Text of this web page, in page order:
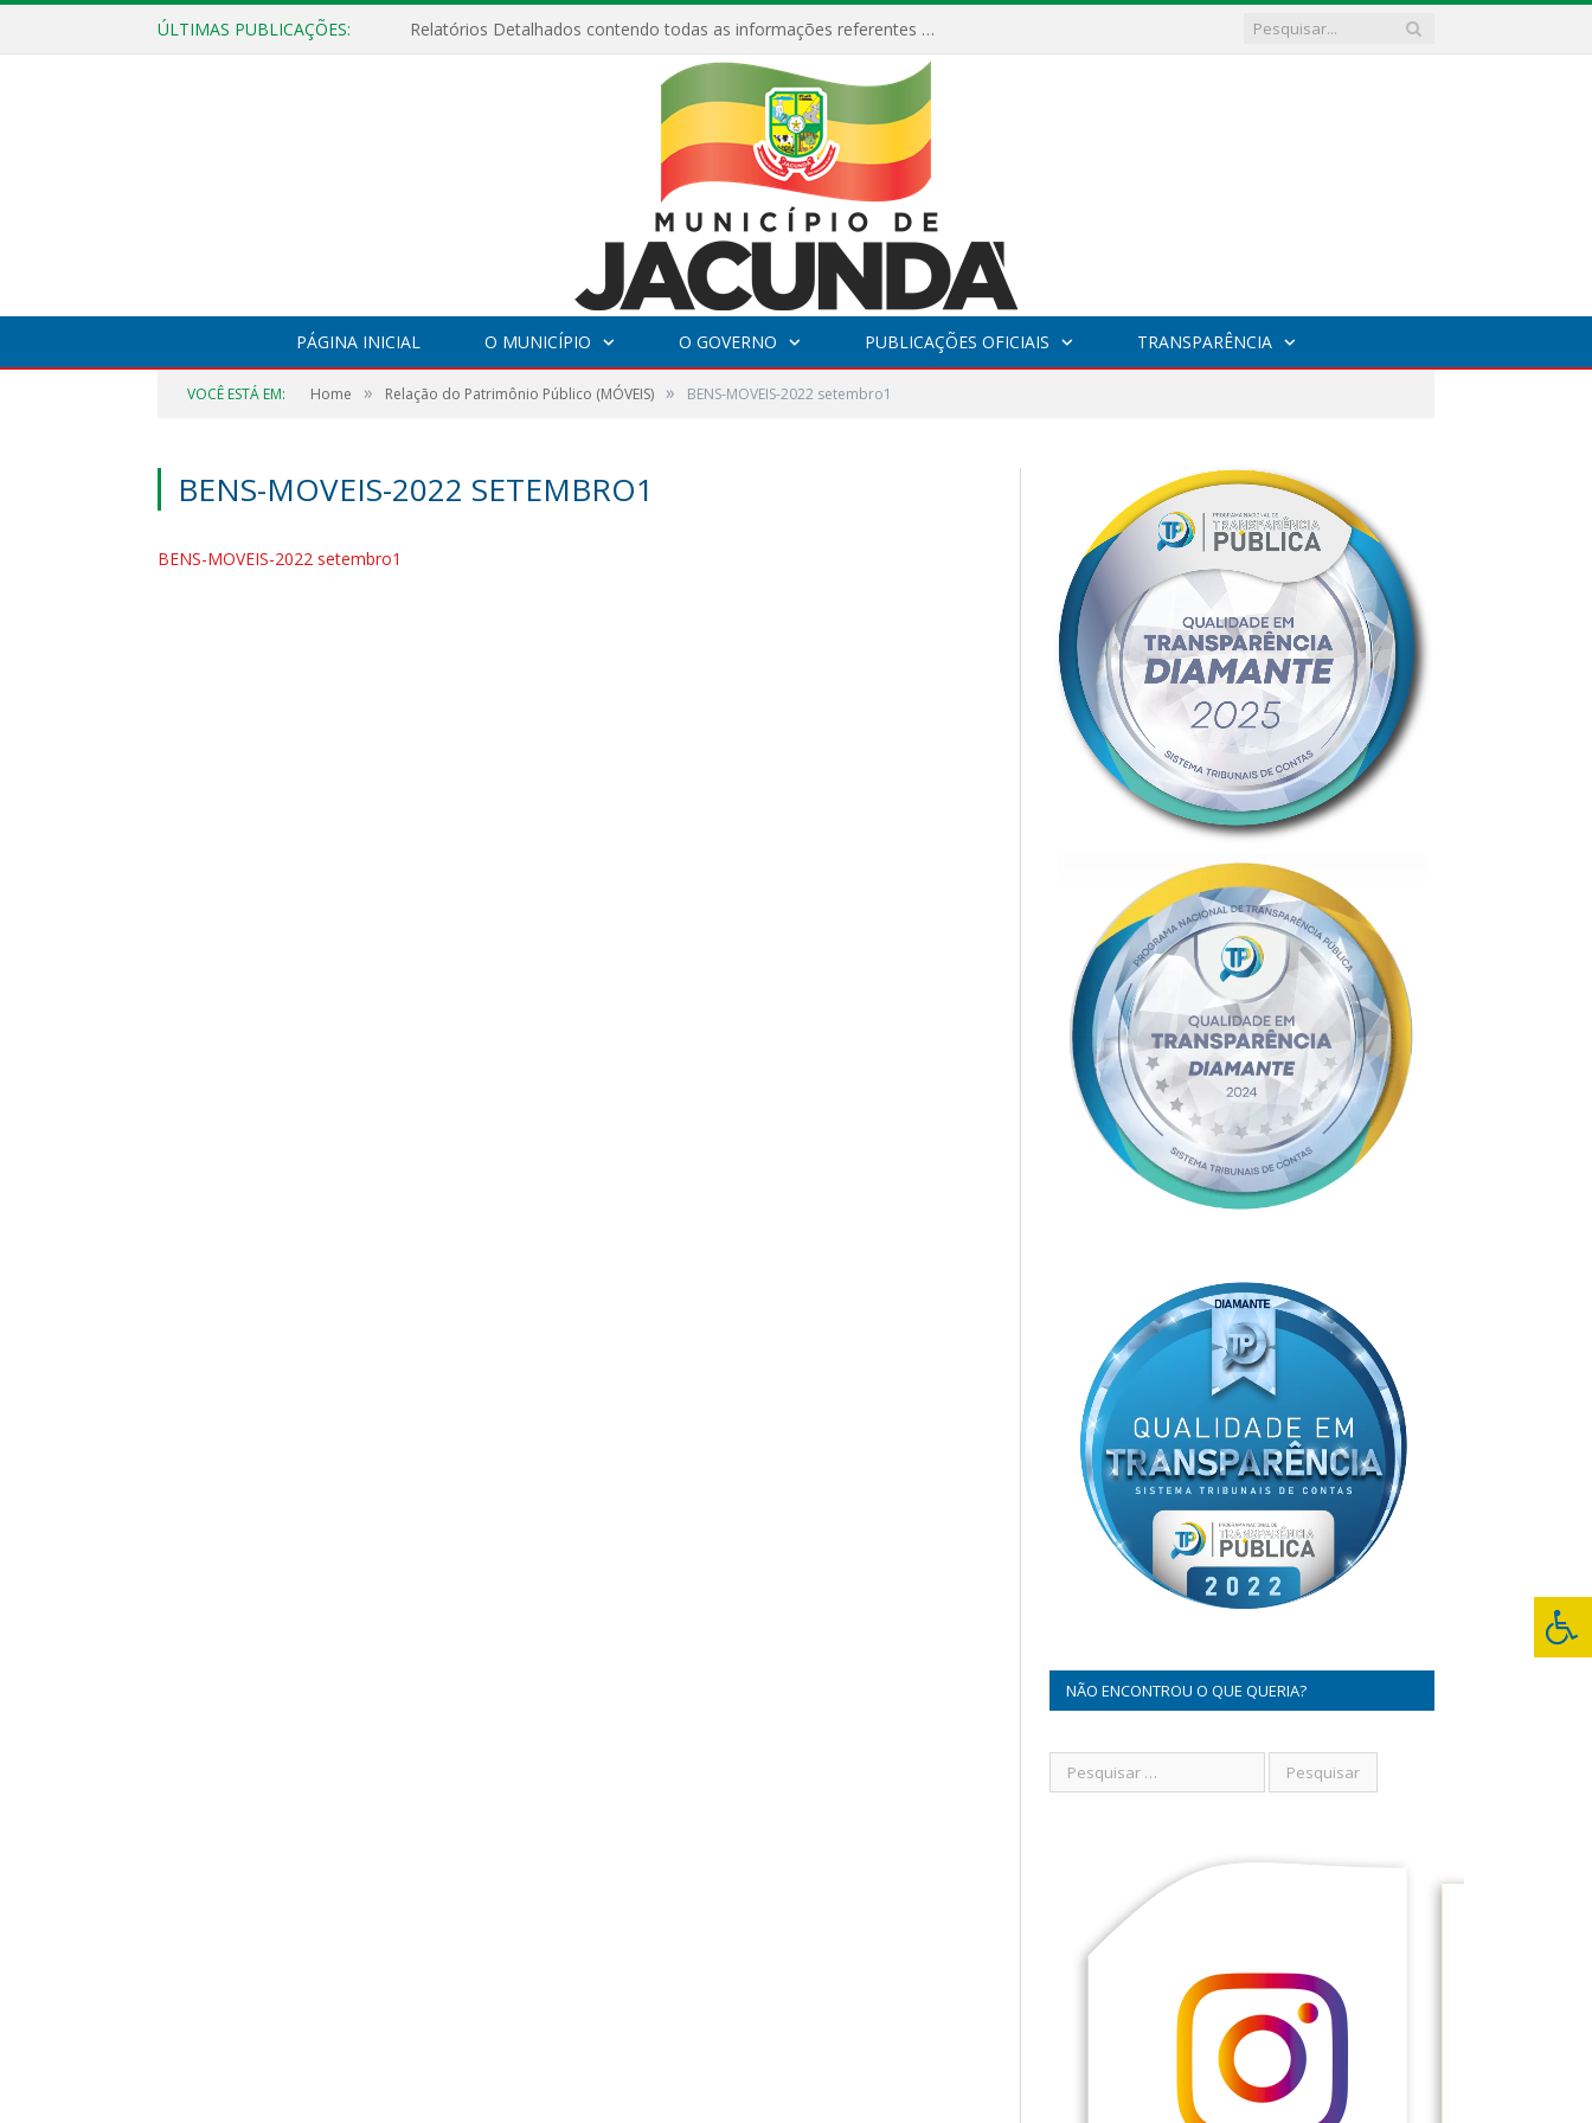
ÚLTIMAS PUBLICAÇÕES: Relatórios Detalhados contendo todas as informações referentes a execução de recursos destinados ao fomento de projetos culturais no Município de Jacundá entre os anos de 2022 ao presente ano de 2026.
PÁGINA INICIAL O MUNICÍPIO O GOVERNO PUBLICAÇÕES OFICIAIS TRANSPARÊNCIA
VOCÊ ESTÁ EM: Home » Relação do Patrimônio Público (MÓVEIS) » BENS-MOVEIS-2022 setembro1
BENS-MOVEIS-2022 SETEMBRO1
BENS-MOVEIS-2022 setembro1
NÃO ENCONTROU O QUE QUERIA?